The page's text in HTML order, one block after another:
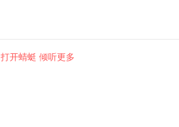
打开蜻蜓 倾听更多